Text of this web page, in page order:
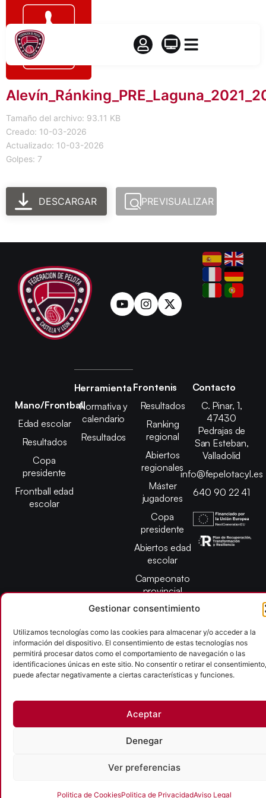
Gestionar consentimiento
Utilizamos tecnologías como las cookies para almacenar y/o acceder a la
información del dispositivo. El consentimiento de estas tecnologías nos
permitirá procesar datos como el comportamiento de navegación o las
identificaciones únicas en este sitio. No consentir o retirar el consentimiento,
puede afectar negativamente a ciertas características y funciones.
Aceptar
Denegar
Ver preferencias
Politica de CookiesPolitica de PrivacidadAviso Legal
Tamaño del archivo: 93.11 KB
Creado: 10-03-2026
Actualizado: 10-03-2026
Golpes: 7
DESCARGAR PREVISUALIZAR
Mano/Frontball
Edad escolar
Resultados
Copa
presidente
Frontball edad
escolar
Herramienta
Normativa y
calendario
Resultados
Frontenis
Resultados
Ranking
regional
Abiertos
regionales
Máster
jugadores
Copa
presidente
Abiertos edad
escolar
Campeonato
provincial
León
Contacto
C. Pinar, 1,
47430
Pedrajas de
San Esteban,
Valladolid
info@fepelotacyl.es
640 90 22 41
Copyright © 2026
Federación Pelota Castilla y León | FePelotaCyL
| Desarrollado porTOOOLS
Aviso LegalPolítica de CookiesPolítica de Privacidad
Accesibilidad